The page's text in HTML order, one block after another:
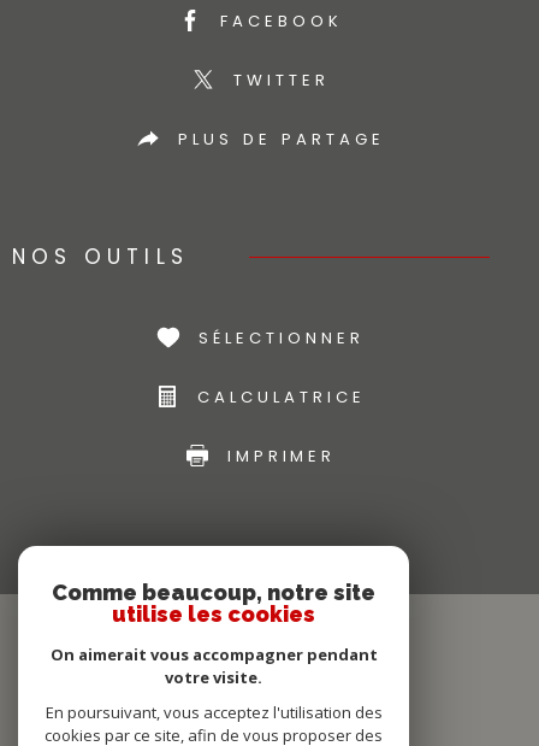
FACEBOOK
TWITTER
PLUS DE PARTAGE
NOS OUTILS
SÉLECTIONNER
CALCULATRICE
IMPRIMER
Comme beaucoup, notre site
utilise les cookies
On aimerait vous accompagner pendant
votre visite.
En poursuivant, vous acceptez l'utilisation des
cookies par ce site, afin de vous proposer des